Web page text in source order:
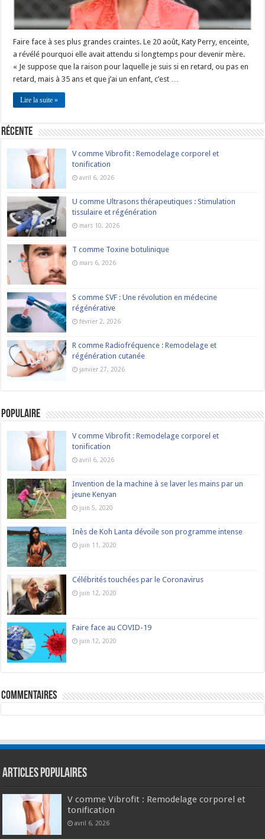
Faire face à ses plus grandes craintes. Le 20 août, Katy Perry, enceinte,
a révélé pourquoi elle avait attendu si longtemps pour devenir mère.
« Je suppose que la raison pour laquelle je suis si en retard, ou pas en
retard, mais à 35 ans et que j’ai un enfant, c’est …
Lire la suite »
Récente
V comme Vibrofit : Remodelage corporel et
tonification
avril 6, 2026
U comme Ultrasons thérapeutiques : Stimulation
tissulaire et régénération
mars 10, 2026
T comme Toxine botulinique
mars 6, 2026
S comme SVF : Une révolution en médecine
régénérative
février 2, 2026
R comme Radiofréquence : Remodelage et
régénération cutanée
janvier 27, 2026
Populaire
V comme Vibrofit : Remodelage corporel et
tonification
avril 6, 2026
Invention de la machine à se laver les mains par un
jeune Kenyan
juin 5, 2020
Inès de Koh Lanta dévoile son programme intense
juin 11, 2020
Célébrités touchées par le Coronavirus
juin 12, 2020
Faire face au COVID-19
juin 12, 2020
commentaires
Articles populaires
V comme Vibrofit : Remodelage corporel et
tonification
avril 6, 2026